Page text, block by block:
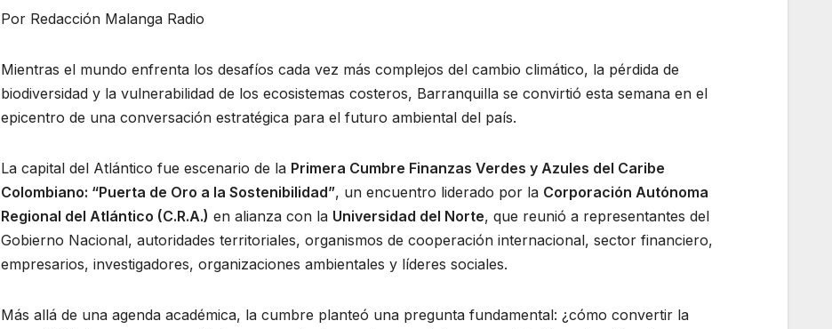
Por Redacción Malanga Radio
Mientras el mundo enfrenta los desafíos cada vez más complejos del cambio climático, la pérdida de
biodiversidad y la vulnerabilidad de los ecosistemas costeros, Barranquilla se convirtió esta semana en el
epicentro de una conversación estratégica para el futuro ambiental del país.
La capital del Atlántico fue escenario de la Primera Cumbre Finanzas Verdes y Azules del Caribe
Colombiano: “Puerta de Oro a la Sostenibilidad”, un encuentro liderado por la Corporación Autónoma
Regional del Atlántico (C.R.A.) en alianza con la Universidad del Norte, que reunió a representantes del
Gobierno Nacional, autoridades territoriales, organismos de cooperación internacional, sector financiero,
empresarios, investigadores, organizaciones ambientales y líderes sociales.
Más allá de una agenda académica, la cumbre planteó una pregunta fundamental: ¿cómo convertir la